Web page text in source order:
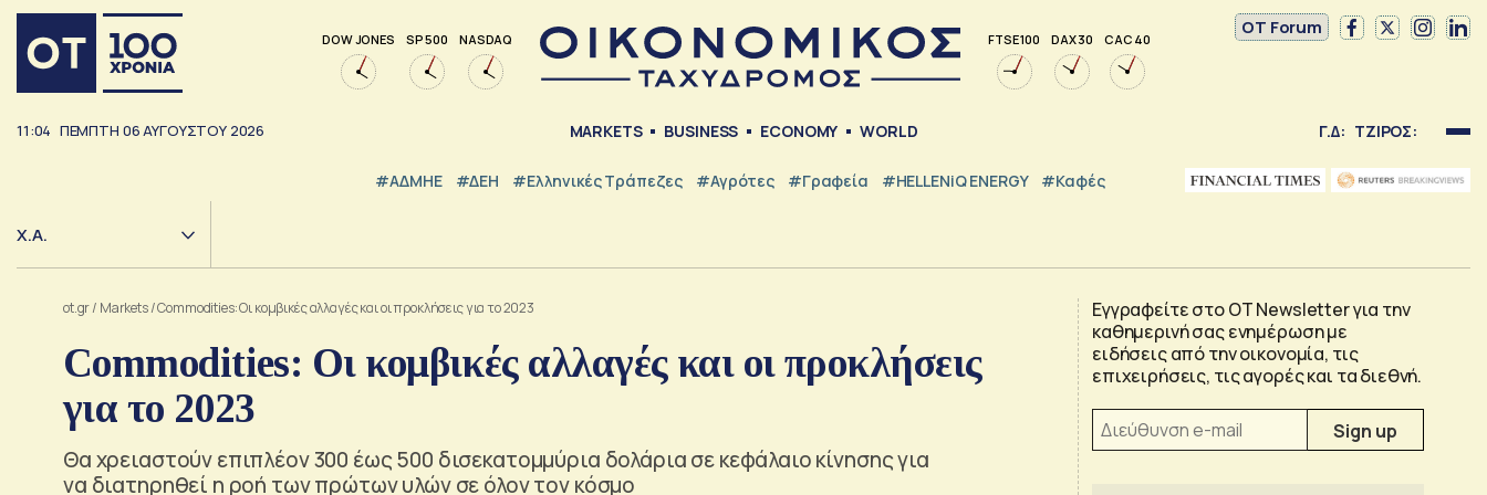
DOW JONES SP 500 NASDAQ FTSE 100 DAX 30 CAC 40
OT Forum
11:04 ΠΕΜΠΤΗ 06ΑΥΓΟΥΣΤΟΥ 2026 MARKETS BUSINESS ECONOMY WORLD Γ.Δ: ΤΖΙΡΟΣ:
#ΑΔΜΗΕ #ΔΕΗ #ελληνικές Τράπεζες #Αγρότες #Γραφεία #HELLENiQ ENERGY #καφές
Χ.Α.
ot.gr/ Markets/Commodities: Οι κομβικές αλλαγές και οι προκλήσεις για το 2023
Commodities: Οι κομβικές αλλαγές και οι προκλήσεις
για το 2023
Θα χρειαστούν επιπλέον 300 έως 500 δισεκατομμύρια δολάρια σε κεφάλαιο κίνησης για
να διατηρηθεί η ροή των πρώτων υλών σε όλον τον κόσμο
Εγγραφείτε στο OT Newsletter για την
καθημερινή σας ενημέρωση με
ειδήσεις από την οικονομία, τις
επιχειρήσεις, τις αγορές και τα διεθνή.